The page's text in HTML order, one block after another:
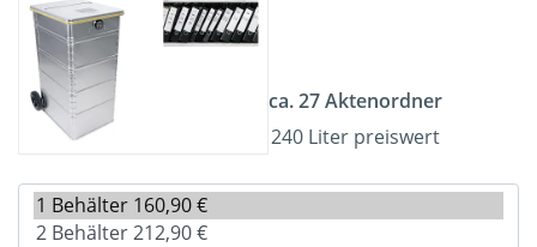
ca. 27 Aktenordner
240 Liter preiswert